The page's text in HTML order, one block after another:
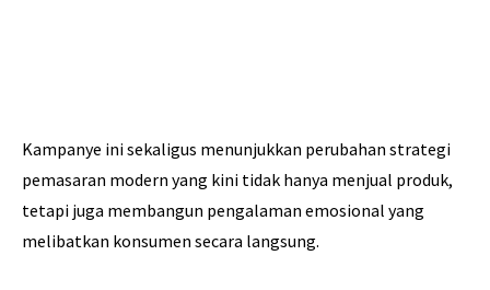
Kampanye ini sekaligus menunjukkan perubahan strategi
pemasaran modern yang kini tidak hanya menjual produk,
tetapi juga membangun pengalaman emosional yang
melibatkan konsumen secara langsung.